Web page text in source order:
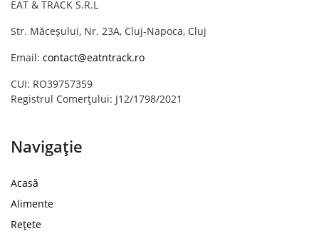
EAT & TRACK S.R.L
Str. Măceșului, Nr. 23A, Cluj-Napoca, Cluj
Email: contact@eatntrack.ro
CUI: RO39757359
Registrul Comerțului: J12/1798/2021
Navigație
Acasă
Alimente
Rețete